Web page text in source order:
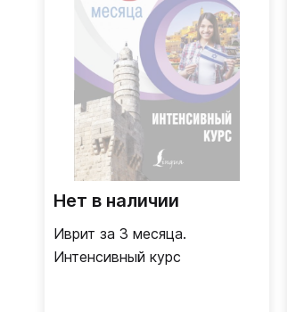
Нет в наличии
Иврит за 3 месяца.
Интенсивный курс